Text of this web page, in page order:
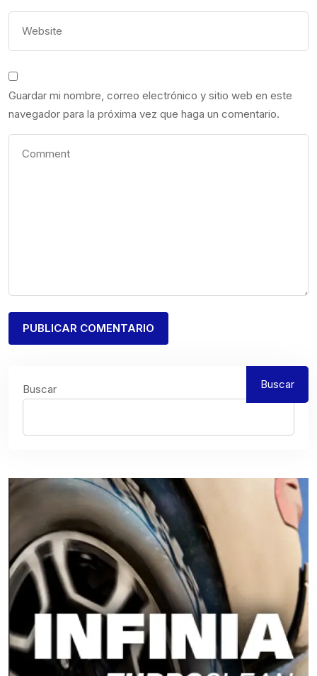
Guardar mi nombre, correo electrónico y sitio web en este
navegador para la próxima vez que haga un comentario.
Buscar Buscar